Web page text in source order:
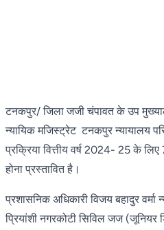
टनकपुर/ जिला जजी चंपावत के उप
न्यायिक मजिस्ट्रेट टनकपुर न्यायालय
प्रक्रिया वित्तीय वर्ष 2024- 25 के
होना प्रस्तावित है।
प्रशासनिक अधिकारी विजय बहादुर
प्रियांशी नगरकोटी सिविल जज (जूनियर